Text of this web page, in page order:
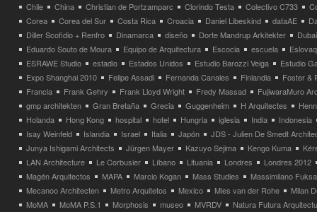
Chile
China Christian de Portzamparc Clorindo Testa Colectivo C733
Corea
Corea del Sur Costa Rica Croacia Daniel Libeskind dataAE
Diller Scofidio + Renfro
Dinamarca diseño Dorte Mandrup Arkitekter
Dubai
Eduardo Souto de Moura
Equipo de Arquitectura Escocia escuela
ESRAWE Studio
estadio Estados Unidos Estudio Barozzi Veiga
Estudio
Expo Shanghai 2010
Felipe Assadi Fernanda Canales Finlandia
Foster &
Francia
Frank Gehry Frank Lloyd Wright Fredy Massad
FujiwaraMuro
gmp architekten
Gran Bretaña Grecia Guggenheim H Arquitectes
Holanda
Hong Kong hospital hotel Hungria iglesia India
Indonesia
Isay Weinfeld
Islandia Israel Italia Japón
JDS - Julien De Smedt
Junya Ishigami Architects
Jürgen Mayer Kazuyo Sejima Kengo Kuma
LAN Architecture
Le Corbusier Líbano Lituania Londres
Londres 2012
Magén Arquitectos
MAPA Marcio Kogan Mass Studies
Massimilano
Mecanoo Architecten
Metro Arquitetos Mexico Mies van der Rohe
Milan
MoMA
MoMA P.S.1 Morphosis museo MVRDV
Natura Futura